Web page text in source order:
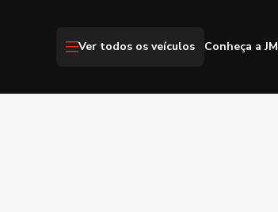
Ver todos os veículos Conheça a JM